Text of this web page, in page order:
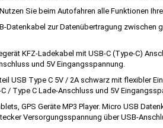
Sie beim Autofahren alle Funktionen
Datenkabel zur Datenübertragung zwischen
KFZ-Ladekabel mit USB-C (Type-C)
und 5V Eingangsspannung.
USB Type C 5V / 2A schwarz mit flexibler
/ Type C Lade-Anschluss und 5V
GPS Geräte MP3 Player. Micro USB
Versorgungsspannung über USB-